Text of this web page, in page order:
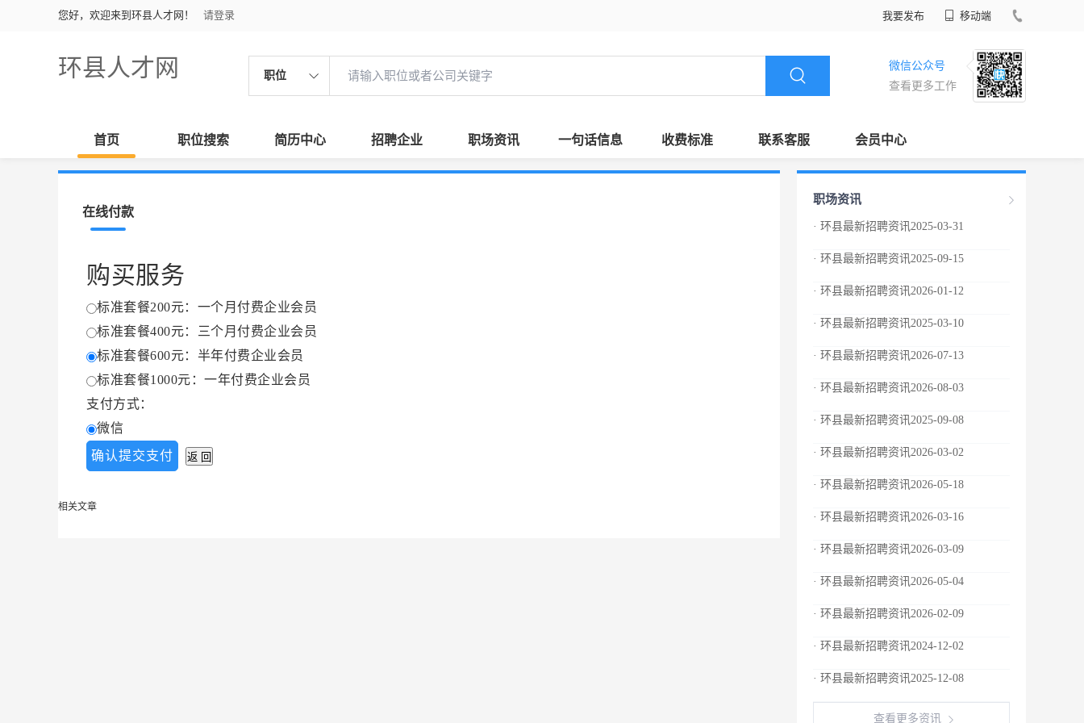
您好，欢迎来到环县人才网！ 请登录 我要发布 移动端
环县人才网 职位
微信公众号
查看更多工作
首页 职位搜索 简历中心 招聘企业 职场资讯 一句话信息 收费标准 联系客服 会员中心
在线付款
购买服务
标准套餐200元：一个月付费企业会员
标准套餐400元：三个月付费企业会员
标准套餐600元：半年付费企业会员
标准套餐1000元：一年付费企业会员
支付方式：
微信
相关文章
职场资讯
· 环县最新招聘资讯2025-03-31
· 环县最新招聘资讯2025-09-15
· 环县最新招聘资讯2026-01-12
· 环县最新招聘资讯2025-03-10
· 环县最新招聘资讯2026-07-13
· 环县最新招聘资讯2026-08-03
· 环县最新招聘资讯2025-09-08
· 环县最新招聘资讯2026-03-02
· 环县最新招聘资讯2026-05-18
· 环县最新招聘资讯2026-03-16
· 环县最新招聘资讯2026-03-09
· 环县最新招聘资讯2026-05-04
· 环县最新招聘资讯2026-02-09
· 环县最新招聘资讯2024-12-02
· 环县最新招聘资讯2025-12-08
查看更多资讯